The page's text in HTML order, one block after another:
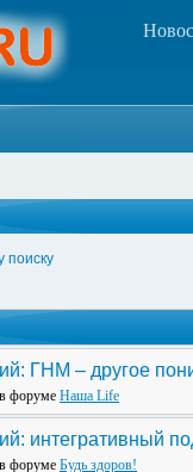
поиску
ГНМ – другое
форуме Наша Life
интегративный
форуме Будь здоров!